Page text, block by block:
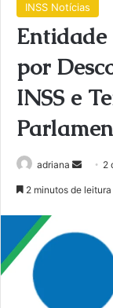
INSS Notícias
Entidade
por
INSS e
adriana
Mande
2
2 minutos de leitura